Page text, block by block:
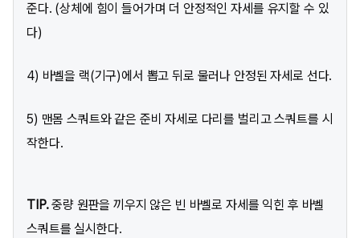
준다. (상체에 힘이 들어가며 더 안정적인 자세를 유지할 수 있
다)
4) 바벨을 랙(기구)에서 뽑고 뒤로 물러나 안정된 자세로 선다.
5) 맨몸 스쿼트와 같은 준비 자세로 다리를 벌리고 스쿼트를 시
작한다.
TIP.중량 원판을 끼우지 않은 빈 바벨로 자세를 익힌 후 바벨
스쿼트를 실시한다.